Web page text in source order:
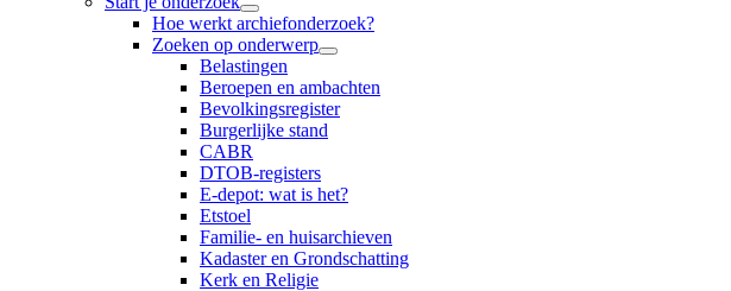
Hoe werkt archiefonderzoek?
Zoeken op onderwerp
Belastingen
Beroepen en ambachten
Bevolkingsregister
Burgerlijke stand
CABR
DTOB-registers
E-depot: wat is het?
Etstoel
Familie- en huisarchieven
Kadaster en Grondschatting
Kerk en Religie